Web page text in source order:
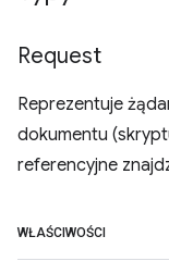
Request
Reprezentuje
dokumentu
referencyjne
WŁAŚCIWOŚCI